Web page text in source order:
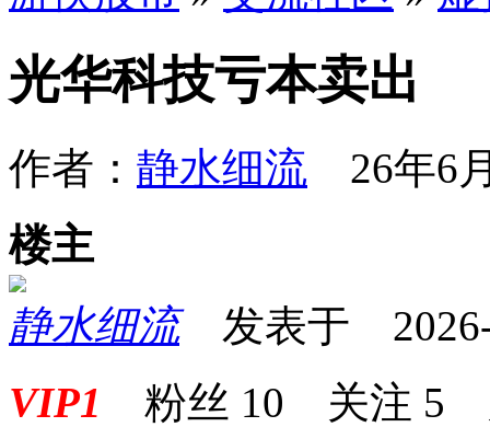
光华科技亏本卖出
作者： 静水细流 26年6
楼主
静水细流发表于 2026-
VIP1 粉丝 10 关注 5